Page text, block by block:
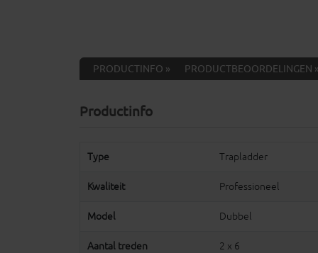
PRODUCTINFO » PRODUCTBEOORDELINGEN
Productinfo
Type Trapladder
Kwaliteit Professioneel
Model Dubbel
Aantal treden 2 x 6